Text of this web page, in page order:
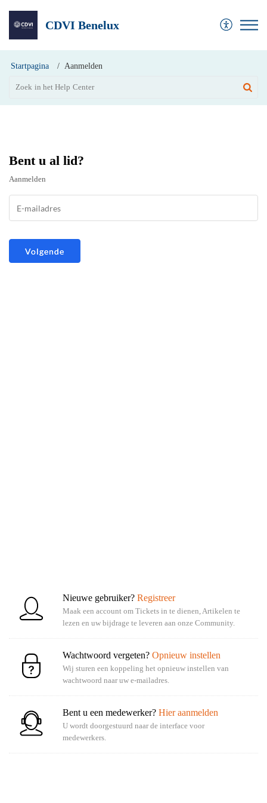
CDVI Benelux
Startpagina Aanmelden
Bent u al lid?
Aanmelden
Nieuwe gebruiker? Registreer
Maak een account om Tickets in te dienen, Artikelen te
lezen en uw bijdrage te leveren aan onze Community.
Wachtwoord vergeten? Opnieuw instellen
Wij sturen een koppeling het opnieuw instellen van
wachtwoord naar uw e-mailadres.
Bent u een medewerker? Hier aanmelden
U wordt doorgestuurd naar de interface voor
medewerkers.